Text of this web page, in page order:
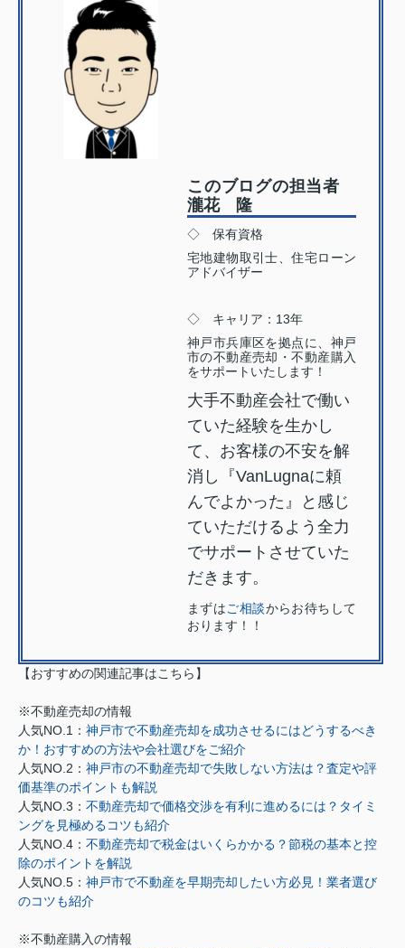
このブログの担当者
瀧花 隆
◇ 保有資格
宅地建物取引士、住宅ローン
アドバイザー
◇ キャリア：13年
神戸市兵庫区を拠点に、神戸
市の不動産売却・不動産購入
をサポートいたします！
大手不動産会社で働い
ていた経験を生かし
て、お客様の不安を解
消し『VanLugnaに頼
んでよかった』と感じ
ていただけるよう全力
でサポートさせていた
だきます。
まずはご相談からお待ちして
おります！！
【おすすめの関連記事はこちら】
※不動産売却の情報
人気NO.1： 神戸市で不動産売却を成功させるにはどうするべき
か！おすすめの方法や会社選びをご紹介
人気NO.2： 神戸市の不動産売却で失敗しない方法は？査定や評
価基準のポイントも解説
人気NO.3： 不動産売却で価格交渉を有利に進めるには？タイミ
ングを見極めるコツも紹介
人気NO.4： 不動産売却で税金はいくらかかる？節税の基本と控
除のポイントを解説
人気NO.5： 神戸市で不動産を早期売却したい方必見！業者選び
のコツも紹介
※不動産購入の情報